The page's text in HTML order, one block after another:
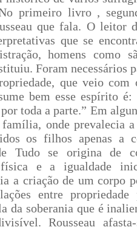
No primeiro livro ,
que fala. O leitor
que se
homens como
Foram necessários
que veio
bem esse espírito
toda a parte.” Em
onde prevalecia
os filhos apenas a
Tudo se origina de
e a igualdade
a criação de um
entre
da soberania que é
Rousseau